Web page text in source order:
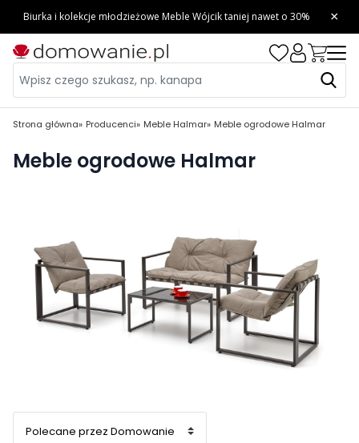
Strona główna Producenci Meble Halmar Meble ogrodowe Halmar
Meble ogrodowe Halmar